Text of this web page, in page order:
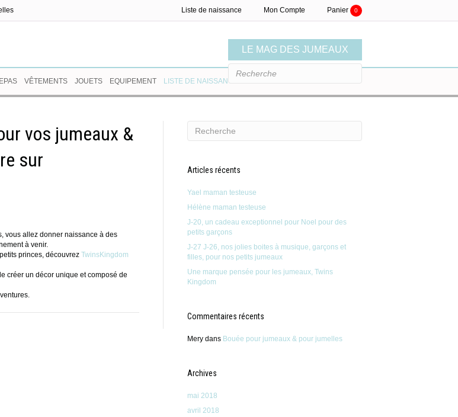
Liste de naissance Mon Compte Panier 0
LE MAG DES JUMEAUX
VÊTEMENTS JOUETS EQUIPEMENT LISTE DE NAISSANCE
vos jumeaux &
sur
vous allez donner naissance à des
à venir.
princes, découvrez TwinsKingdom
créer un décor unique et composé de
Articles récents
Yael maman testeuse
Hélène maman testeuse
J-20, un cadeau exceptionnel pour Noel pour des
petits garçons
J-27 J-26, nos jolies boites à musique, garçons et
filles, pour nos petits jumeaux
Une marque pensée pour les jumeaux, Twins
Kingdom
Commentaires récents
Mery dans Bouée pour jumeaux & pour jumelles
Archives
mai 2018
avril 2018